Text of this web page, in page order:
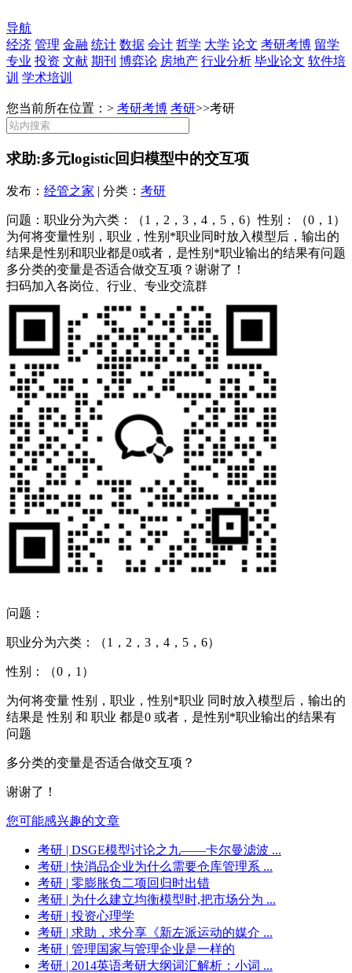
导航
经济 管理 金融 统计 数据 会计 哲学 大学 论文 考研考博 留学
专业 投资 文献 期刊 博弈论 房地产 行业分析 毕业论文 软件培
训 学术培训
您当前所在位置：> 考研考博 考研>>考研
求助:多元logistic回归模型中的交互项
发布： 经管之家 | 分类： 考研
问题：职业分为六类：（1，2，3，4，5，6）性别：（0，1）
为何将变量性别，职业，性别*职业同时放入模型后，输出的
结果是性别和职业都是0或者，是性别*职业输出的结果有问题
多分类的变量是否适合做交互项？谢谢了！
扫码加入各岗位、行业、专业交流群
问题：
职业分为六类：（1，2，3，4，5，6）
性别：（0，1）
为何将变量 性别，职业，性别*职业 同时放入模型后，输出的
结果是 性别 和 职业 都是0 或者，是性别*职业输出的结果有
问题
多分类的变量是否适合做交互项？
谢谢了！
您可能感兴趣的文章
考研 | DSGE模型讨论之九——卡尔曼滤波 ...
考研 | 快消品企业为什么需要仓库管理系 ...
考研 | 零膨胀负二项回归时出错
考研 | 为什么建立均衡模型时,把市场分为 ...
考研 | 投资心理学
考研 | 求助，求分享《新左派运动的媒介 ...
考研 | 管理国家与管理企业是一样的
考研 | 2014英语考研大纲词汇解析：小词 ...